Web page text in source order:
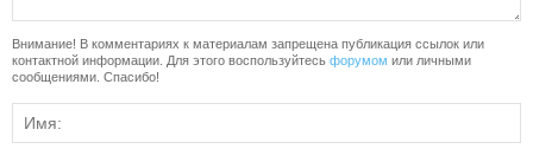
Внимание! В комментариях к материалам запрещена публикация ссылок или
контактной информации. Для этого воспользуйтесь форумом или личными
сообщениями. Спасибо!